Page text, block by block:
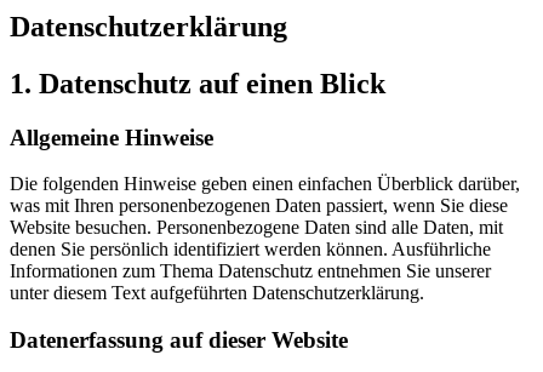
Datenschutz­erklärung
1. Datenschutz auf einen Blick
Allgemeine Hinweise
Die folgenden Hinweise geben einen einfachen Überblick darüber,
was mit Ihren personenbezogenen Daten passiert, wenn Sie diese
Website besuchen. Personenbezogene Daten sind alle Daten, mit
denen Sie persönlich identifiziert werden können. Ausführliche
Informationen zum Thema Datenschutz entnehmen Sie unserer
unter diesem Text aufgeführten Datenschutzerklärung.
Datenerfassung auf dieser Website